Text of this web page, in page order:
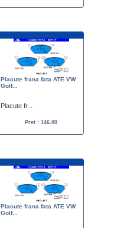
Placute frana fata ATE VW
Golf...
Placute fr...
Pret : 146.00
Placute frana fata ATE VW
Golf...